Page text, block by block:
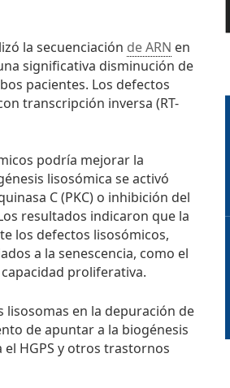
la secuenciación de ARN en
significativa disminución de
pacientes. Los defectos
transcripción inversa (RT-
podría mejorar la
lisosómica se activó
C (PKC) o inhibición del
resultados indicaron que la
los defectos lisosómicos,
a la senescencia, como el
proliferativa.
lisosomas en la depuración de
de apuntar a la biogénesis
HGPS y otros trastornos